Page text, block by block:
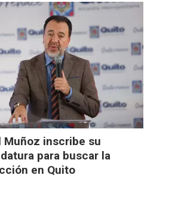
Muñoz inscribe su
para buscar la
en Quito